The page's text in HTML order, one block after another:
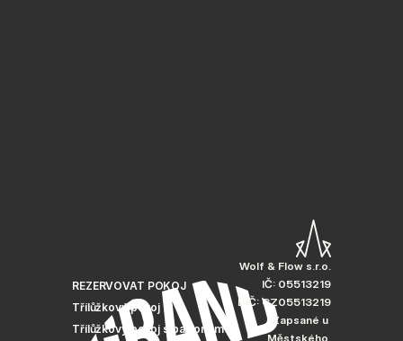
REZERVOVAT POKOJ
Třílůžkový pokoj
Třílůžkový pokoj s balkonem
Wolf & Flow s.r.o.
IČ: 05513219
DIČ: CZ05513219
Zapsané u
Městského